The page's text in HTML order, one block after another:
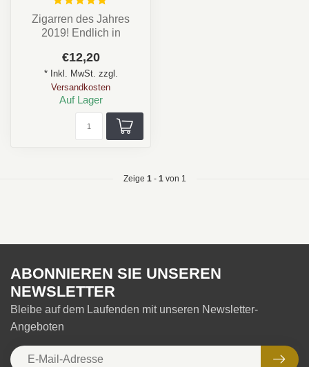
Zigarren des Jahres
2019! Endlich in
Land: Nicaragua
Stärke: ✪✪...
€12,20
* Inkl. MwSt. zzgl.
Versandkosten
Auf Lager
Zeige 1 - 1 von 1
ABONNIEREN SIE UNSEREN
NEWSLETTER
Bleibe auf dem Laufenden mit unseren Newsletter-
Angeboten